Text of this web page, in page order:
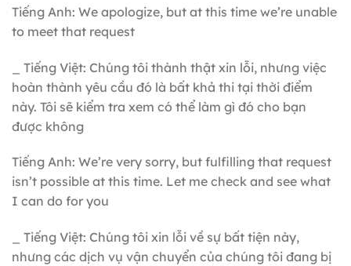
Tiếng Anh: We apologize, but at this time we’re unable
to meet that request
_ Tiếng Việt: Chúng tôi thành thật xin lỗi, nhưng việc
hoàn thành yêu cầu đó là bất khả thi tại thời điểm
này. Tôi sẽ kiểm tra xem có thể làm gì đó cho bạn
được không
Tiếng Anh: We’re very sorry, but fulfilling that request
isn’t possible at this time. Let me check and see what
I can do for you
_ Tiếng Việt: Chúng tôi xin lỗi về sự bất tiện này,
nhưng các dịch vụ vận chuyển của chúng tôi đang bị